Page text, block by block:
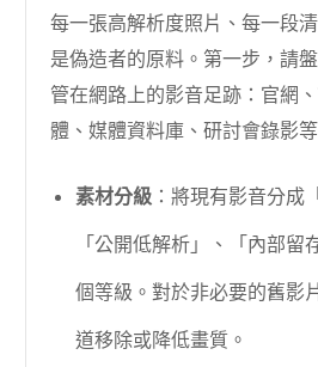
每一張高解析度照片、每一段
是偽造者的原料。第一步，請
管在網路上的影音足跡：官網
體、媒體資料庫、研討會錄影
素材分級 ：將現有影音分成
「公開低解析」、「內部留
個等級。對於非必要的舊影
道移除或降低畫質。